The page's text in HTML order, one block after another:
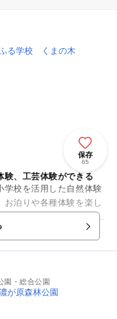
保存
65
験、工芸体験ができる
学校を活用した自然体験
泊りや各種体験を楽し
園・総合公園